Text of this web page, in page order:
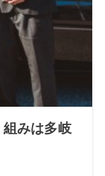
みは多岐